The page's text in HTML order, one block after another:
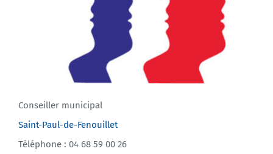
Conseiller municipal
Saint-Paul-de-Fenouillet
Téléphone : 04 68 59 00 26